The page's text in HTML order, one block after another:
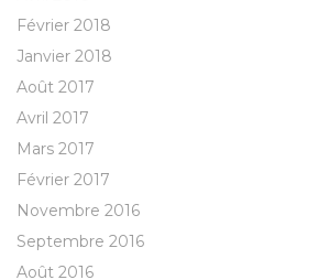
Février 2018
Janvier 2018
Août 2017
Avril 2017
Mars 2017
Février 2017
Novembre 2016
Septembre 2016
Août 2016